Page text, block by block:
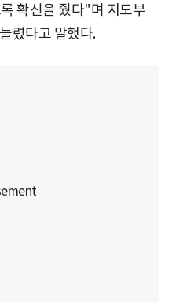
확신을 줬다"며 지도부
렸다고 말했다.